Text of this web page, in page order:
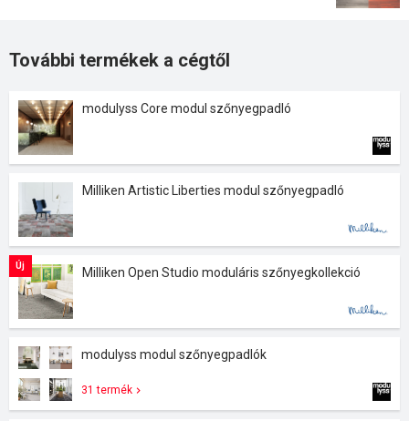
További termékek a cégtől
modulyss Core modul szőnyegpadló
Milliken Artistic Liberties modul szőnyegpadló
Új Milliken Open Studio moduláris szőnyegkollekció
modulyss modul szőnyegpadlók
31 termék